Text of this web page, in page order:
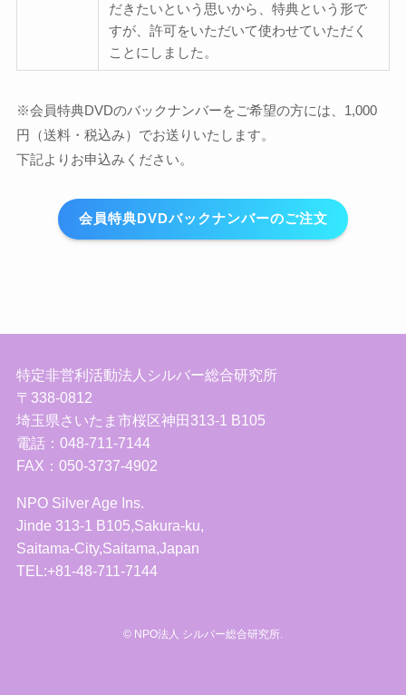
だきたいという思いから、特典という形で
すが、許可をいただいて使わせていただく
ことにしました。
※会員特典DVDのバックナンバーをご希望の方には、1,000
円（送料・税込み）でお送りいたします。
下記よりお申込みください。
会員特典DVDバックナンバーのご注文
特定非営利活動法人シルバー総合研究所
〒338-0812
埼玉県さいたま市桜区神田313-1 B105
電話：048-711-7144
FAX：050-3737-4902
NPO Silver Age Ins.
Jinde 313-1 B105,Sakura-ku,
Saitama-City,Saitama,Japan
TEL:+81-48-711-7144
© NPO法人 シルバー総合研究所.